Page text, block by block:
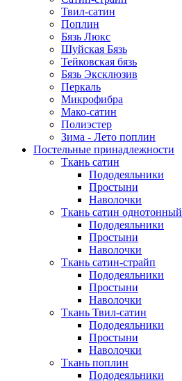
Твил-сатин
Поплин
Бязь Люкс
Шуйская Бязь
Тейковская бязь
Бязь Эксклюзив
Перкаль
Микрофибра
Мако-сатин
Полиэстер
Зима - Лето поплин
Постельные принадлежности
Ткань сатин
Пододеяльники
Простыни
Наволочки
Ткань сатин однотонный
Пододеяльники
Простыни
Наволочки
Ткань сатин-страйп
Пододеяльники
Простыни
Наволочки
Ткань Твил-сатин
Пододеяльники
Простыни
Наволочки
Ткань поплин
Пододеяльники